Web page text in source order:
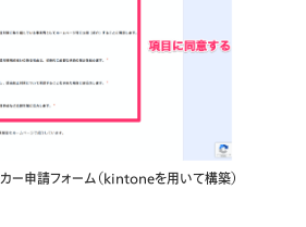
ー申請フォーム（kintoneを用いて構築）